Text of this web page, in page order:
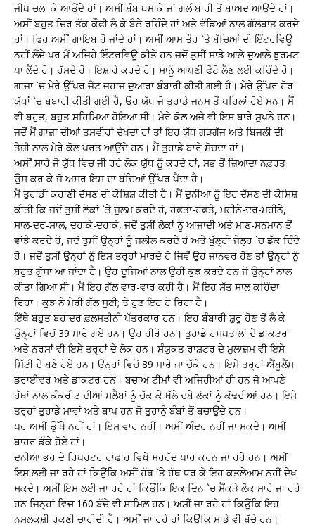
ਜੀਪ ਚਲਾ ਕੇ ਆਉਂਦੇ ਹਾਂ। ਅਸੀਂ ਬੰਬ ਧਮਾਕੇ ਜਾਂ ਗੋਲੀਬਾਰੀ ਤੋਂ ਬਾਅਦ ਆਉਂਦੇ ਹਾਂ।
ਅਸੀਂ ਬਹੁਤ ਚਿਰ ਤੱਕ ਕੌਫ਼ੀ ਲੈ ਕੇ ਬੈਠੇ ਰਹਿੰਦੇ ਹਾਂ ਅਤੇ ਵੱਡਿਆਂ ਨਾਲ ਗੱਲਬਾਤ ਕਰਦੇ
ਹਾਂ। ਫਿਰ ਅਸੀਂ ਗ਼ਾਇਬ ਹੋ ਜਾਂਦੇ ਹਾਂ। ਅਸੀਂ ਆਮ ਤੌਰ `ਤੇ ਬੱਚਿਆਂ ਦੀ ਇੰਟਰਵਿਊ
ਨਹੀਂ ਲੈਂਦੇ ਪਰ ਮੈਂ ਅਜਿਹੇ ਇੰਟਰਵਿਊ ਕੀਤੇ ਹਨ ਜਦੋਂ ਤੁਸੀਂ ਸਾਡੇ ਆਲੇ-ਦੁਆਲੇ ਝੁਰਮਟ
ਪਾ ਲੈਂਦੇ ਹੋ। ਹੱਸਦੇ ਹੋ। ਇਸ਼ਾਰੇ ਕਰਦੇ ਹੋ। ਸਾਨੂੰ ਆਪਣੀ ਫੋਟੋ ਲੈਣ ਲਈ ਕਹਿੰਦੇ ਹੋ।
ਗਾਜ਼ਾ `ਚ ਮੇਰੇ ਉੱਪਰ ਜੈੱਟ ਜਹਾਜ਼ ਦੁਆਰਾ ਬੰਬਾਰੀ ਕੀਤੀ ਗਈ ਹੈ। ਮੇਰੇ ਉੱਪਰ ਹੋਰ
ਯੁੱਧਾਂ `ਚ ਬੰਬਾਰੀ ਕੀਤੀ ਗਈ ਹੈ, ਉਹ ਯੁੱਧ ਜੋ ਤੁਹਾਡੇ ਜਨਮ ਤੋਂ ਪਹਿਲਾਂ ਹੋਏ ਸਨ। ਮੈਂ
ਵੀ ਬਹੁਤ, ਬਹੁਤ ਸਹਿਮਿਆ ਹੋਇਆ ਸੀ। ਮੇਰੇ ਕੋਲ ਅਜੇ ਵੀ ਇਸ ਬਾਰੇ ਸੁਪਨੇ ਹਨ।
ਜਦੋਂ ਮੈਂ ਗਾਜ਼ਾ ਦੀਆਂ ਤਸਵੀਰਾਂ ਦੇਖਦਾ ਹਾਂ ਤਾਂ ਇਹ ਯੁੱਧ ਗੜਗੱਜ ਅਤੇ ਬਿਜਲੀ ਦੀ
ਤੇਜ਼ੀ ਨਾਲ ਮੇਰੇ ਕੋਲ ਪਰਤ ਆਉਂਦੇ ਹਨ। ਮੈਂ ਤੁਹਾਡੇ ਬਾਰੇ ਸੋਚਦਾ ਹਾਂ।
ਅਸੀਂ ਸਾਰੇ ਜੋ ਯੁੱਧ ਵਿਚ ਜੀ ਰਹੇ ਲੋਕ ਯੁੱਧ ਨੂੰ ਕਰਦੇ ਹਾਂ, ਸਭ ਤੋਂ ਜ਼ਿਆਦਾ ਨਫ਼ਰਤ
ਉਸ ਕਰ ਕੇ ਜੋ ਅਸਰ ਇਸ ਦਾ ਬੱਚਿਆਂ ਉੱਪਰ ਪੈਂਦਾ ਹੈ।
ਮੈਂ ਤੁਹਾਡੀ ਕਹਾਣੀ ਦੱਸਣ ਦੀ ਕੋਸ਼ਿਸ਼ ਕੀਤੀ ਹੈ। ਮੈਂ ਦੁਨੀਆ ਨੂੰ ਇਹ ਦੱਸਣ ਦੀ ਕੋਸ਼ਿਸ਼
ਕੀਤੀ ਕਿ ਜਦੋਂ ਤੁਸੀਂ ਲੋਕਾਂ `ਤੇ ਜ਼ੁਲਮ ਕਰਦੇ ਹੋ, ਹਫ਼ਤਾ-ਹਫ਼ਤੇ, ਮਹੀਨੇ-ਦਰ-ਮਹੀਨੇ,
ਸਾਲ-ਦਰ-ਸਾਲ, ਦਹਾਕੇ-ਦਹਾਕੇ, ਜਦੋਂ ਤੁਸੀਂ ਲੋਕਾਂ ਨੂੰ ਆਜ਼ਾਦੀ ਅਤੇ ਮਾਣ-ਸਨਮਾਨ ਤੋਂ
ਵਾਂਝੇ ਕਰਦੇ ਹੋ, ਜਦੋਂ ਤੁਸੀਂ ਉਨ੍ਹਾਂ ਨੂੰ ਜਲੀਲ ਕਰਦੇ ਹੋ ਅਤੇ ਖੁੱਲ੍ਹੀ ਜੇਲ੍ਹ `ਚ ਡੱਕ ਦਿੰਦੇ
ਹੋ। ਜਦੋਂ ਤੁਸੀਂ ਉਨ੍ਹਾਂ ਨੂੰ ਇਸ ਤਰ੍ਹਾਂ ਮਾਰਦੇ ਹੋ ਜਿਵੇਂ ਉਹ ਜਾਨਵਰ ਹੋਣ ਤਾਂ ਉਨ੍ਹਾਂ ਨੂੰ
ਬਹੁਤ ਗੁੱਸਾ ਆ ਜਾਂਦਾ ਹੈ। ਉਹ ਦੂਜਿਆਂ ਨਾਲ ਉਹੀ ਕੁਝ ਕਰਦੇ ਹਨ ਜੋ ਉਨ੍ਹਾਂ ਨਾਲ
ਕੀਤਾ ਗਿਆ ਸੀ। ਮੈਂ ਇਹ ਗੱਲ ਵਾਰ-ਵਾਰ ਕਹੀ ਹੈ। ਮੈਂ ਇਹ ਸੱਤ ਸਾਲ ਕਹਿੰਦਾ
ਰਿਹਾ। ਕੁਝ ਨੇ ਮੇਰੀ ਗੱਲ ਸੁਣੀ; ਤੇ ਹੁਣ ਇਹ ਹੋ ਰਿਹਾ ਹੈ।
ਇੱਥੇ ਬਹੁਤ ਬਹਾਦਰ ਫ਼ਲਸਤੀਨੀ ਪੱਤਰਕਾਰ ਹਨ। ਇਹ ਬੰਬਾਰੀ ਸ਼ੁਰੂ ਹੋਣ ਤੋਂ ਲੈ ਕੇ
ਉਨ੍ਹਾਂ ਵਿਚੋਂ 39 ਮਾਰੇ ਗਏ ਹਨ। ਉਹ ਹੀਰੋ ਹਨ। ਤੁਹਾਡੇ ਹਸਪਤਾਲਾਂ ਦੇ ਡਾਕਟਰ
ਅਤੇ ਨਰਸਾਂ ਵੀ ਇਸੇ ਤਰ੍ਹਾਂ ਦੇ ਲੋਕ ਹਨ। ਸੰਯੁਕਤ ਰਾਸ਼ਟਰ ਦੇ ਮੁਲਾਜ਼ਮ ਵੀ ਇਸੇ
ਮਿੱਟੀ ਦੇ ਬਣੇ ਹੋਏ ਹਨ। ਉਨ੍ਹਾਂ ਵਿਚੋਂ 89 ਮਾਰੇ ਜਾ ਚੁੱਕੇ ਹਨ। ਇਸੇ ਤਰ੍ਹਾਂ ਐਂਬੂਲੈਂਸ
ਡਰਾਈਵਰ ਅਤੇ ਡਾਕਟਰ ਹਨ। ਬਚਾਅ ਟੀਮਾਂ ਵੀ ਅਜਿਹੀਆਂ ਹੀ ਹਨ ਜੋ ਆਪਣੇ
ਹੱਥਾਂ ਨਾਲ ਕੰਕਰੀਟ ਦੀਆਂ ਸਲੈਬਾਂ ਨੂੰ ਚੁੱਕ ਕੇ ਥੱਲੇ ਦਬੇ ਲੋਕਾਂ ਨੂੰ ਕੱਢਦੀਆਂ ਹਨ। ਇਸੇ
ਤਰ੍ਹਾਂ ਤੁਹਾਡੇ ਮਾਵਾਂ ਅਤੇ ਬਾਪ ਹਨ ਜੋ ਤੁਹਾਨੂੰ ਬੰਬਾਂ ਤੋਂ ਬਚਾਉਂਦੇ ਹਨ।
ਪਰ ਅਸੀਂ ਉੱਥੇ ਨਹੀਂ ਹਾਂ। ਇਸ ਵਾਰ ਨਹੀਂ। ਅਸੀਂ ਅੰਦਰ ਨਹੀਂ ਜਾ ਸਕਦੇ। ਅਸੀਂ
ਬਾਹਰ ਡੱਕੇ ਹੋਏ ਹਾਂ।
ਦੁਨੀਆ ਭਰ ਦੇ ਰਿਪੋਰਟਰ ਰਾਫਾਹ ਵਿਖੇ ਸਰਹੱਦ ਪਾਰ ਕਰਨ ਜਾ ਰਹੇ ਹਨ। ਅਸੀਂ
ਇਸ ਲਈ ਜਾ ਰਹੇ ਹਾਂ ਕਿਉਂਕਿ ਅਸੀਂ ਹੱਥ `ਤੇ ਹੱਥ ਧਰ ਕੇ ਇਹ ਕਤਲੇਆਮ ਨਹੀਂ ਦੇਖ
ਸਕਦੇ। ਅਸੀਂ ਇਸ ਲਈ ਜਾ ਰਹੇ ਹਾਂ ਕਿਉਂਕਿ ਇਕ ਦਿਨ `ਚ ਸੈਂਕੜੇ ਲੋਕ ਮਾਰੇ ਜਾ ਰਹੇ
ਹਨ ਜਿਨ੍ਹਾਂ ਵਿਚ 160 ਬੱਚੇ ਵੀ ਸ਼ਾਮਿਲ ਹਨ। ਅਸੀਂ ਜਾ ਰਹੇ ਹਾਂ ਕਿਉਂਕਿ ਇਹ
ਨਸਲਕੁਸ਼ੀ ਰੁਕਣੀ ਚਾਹੀਦੀ ਹੈ। ਅਸੀਂ ਜਾ ਰਹੇ ਹਾਂ ਕਿਉਂਕਿ ਸਾਡੇ ਵੀ ਬੱਚੇ ਹਨ।